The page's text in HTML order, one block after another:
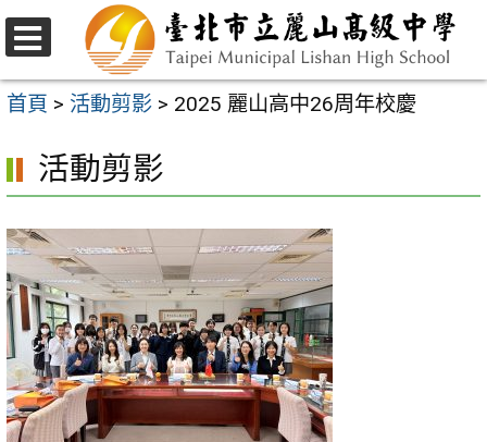
跳
至
主
內
容
區
選
單
首頁 > 活動剪影 > 2025 麗山高中26周年校慶
活動剪影